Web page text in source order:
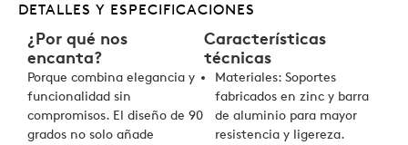
DETALLES Y ESPECIFICACIONES
¿Por qué nos
encanta?
Porque combina elegancia y
funcionalidad sin
compromisos. El diseño de 90
grados no solo añade
Características
técnicas
Materiales: Soportes
fabricados en zinc y barra
de aluminio para mayor
resistencia y ligereza.